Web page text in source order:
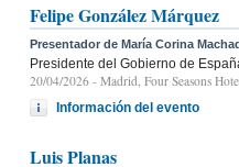
Felipe González Márquez
Presentador de María Corina
Presidente del Gobierno de
20/04/2026 - Madrid, Four Seasons
Información del evento
Luis Planas